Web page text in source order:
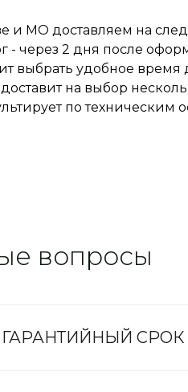
и МО доставляем на
- через 2 дня после
выбрать удобное время
на выбор
по техническим
вопросы